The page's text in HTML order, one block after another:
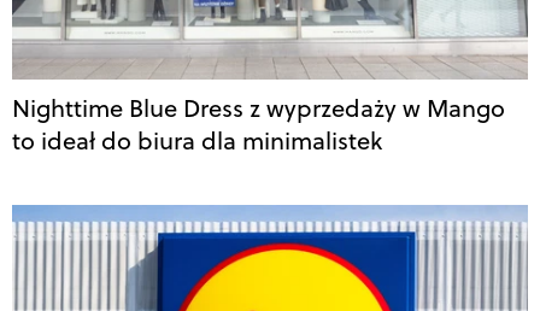
Nighttime Blue Dress z wyprzedaży w Mango
to ideał do biura dla minimalistek